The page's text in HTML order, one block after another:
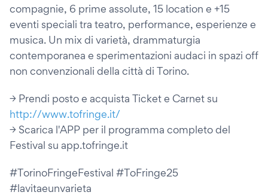
compagnie, 6 prime assolute, 15 location e +15
eventi speciali tra teatro, performance, esperienze e
musica. Un mix di varietà, drammaturgia
contemporanea e sperimentazioni audaci in spazi off
non convenzionali della città di Torino.
→ Prendi posto e acquista Ticket e Carnet su
http://www.tofringe.it/
→ Scarica l'APP per il programma completo del
Festival su app.tofringe.it
#TorinoFringeFestival #ToFringe25
#lavitaeunvarieta